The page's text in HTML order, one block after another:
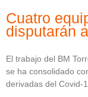
Cuatro
disputarán
El trabajo del BM
se ha consolidado
derivadas del Covid-